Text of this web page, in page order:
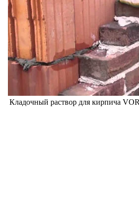
Кладочный раствор для кирпича VOR